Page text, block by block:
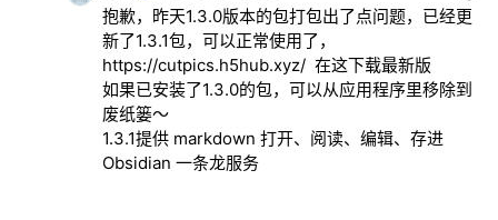
抱歉，昨天1.3.0版本的包打包出了点问题，已经更
https://cutpics.h5hub.xyz/
  在这下载最新版
如果已安装了1.3.0的包，可以从应用程序里移除到
废纸篓～
1.3.1提供 markdown 打开、阅读、编辑、存进
Obsidian 一条龙服务